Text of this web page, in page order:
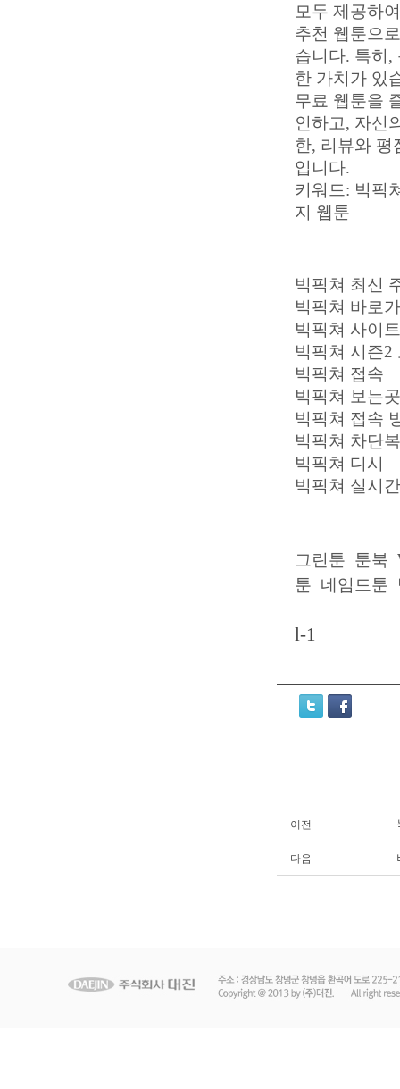
모두 제공하
추천 웹툰으
습니다. 특히,
한 가치가 있
무료 웹툰을
인하고, 자신
한, 리뷰와 평
입니다.
키워드: 빅픽
지 웹툰
빅픽쳐 최신
빅픽쳐 바로
빅픽쳐 사이
빅픽쳐 시즌2
빅픽쳐 접속
빅픽쳐 보는곳
빅픽쳐 접속
빅픽쳐 차단
빅픽쳐 디시
빅픽쳐 실시
그린툰 툰북
툰 네임드툰
l-1
이전
다음